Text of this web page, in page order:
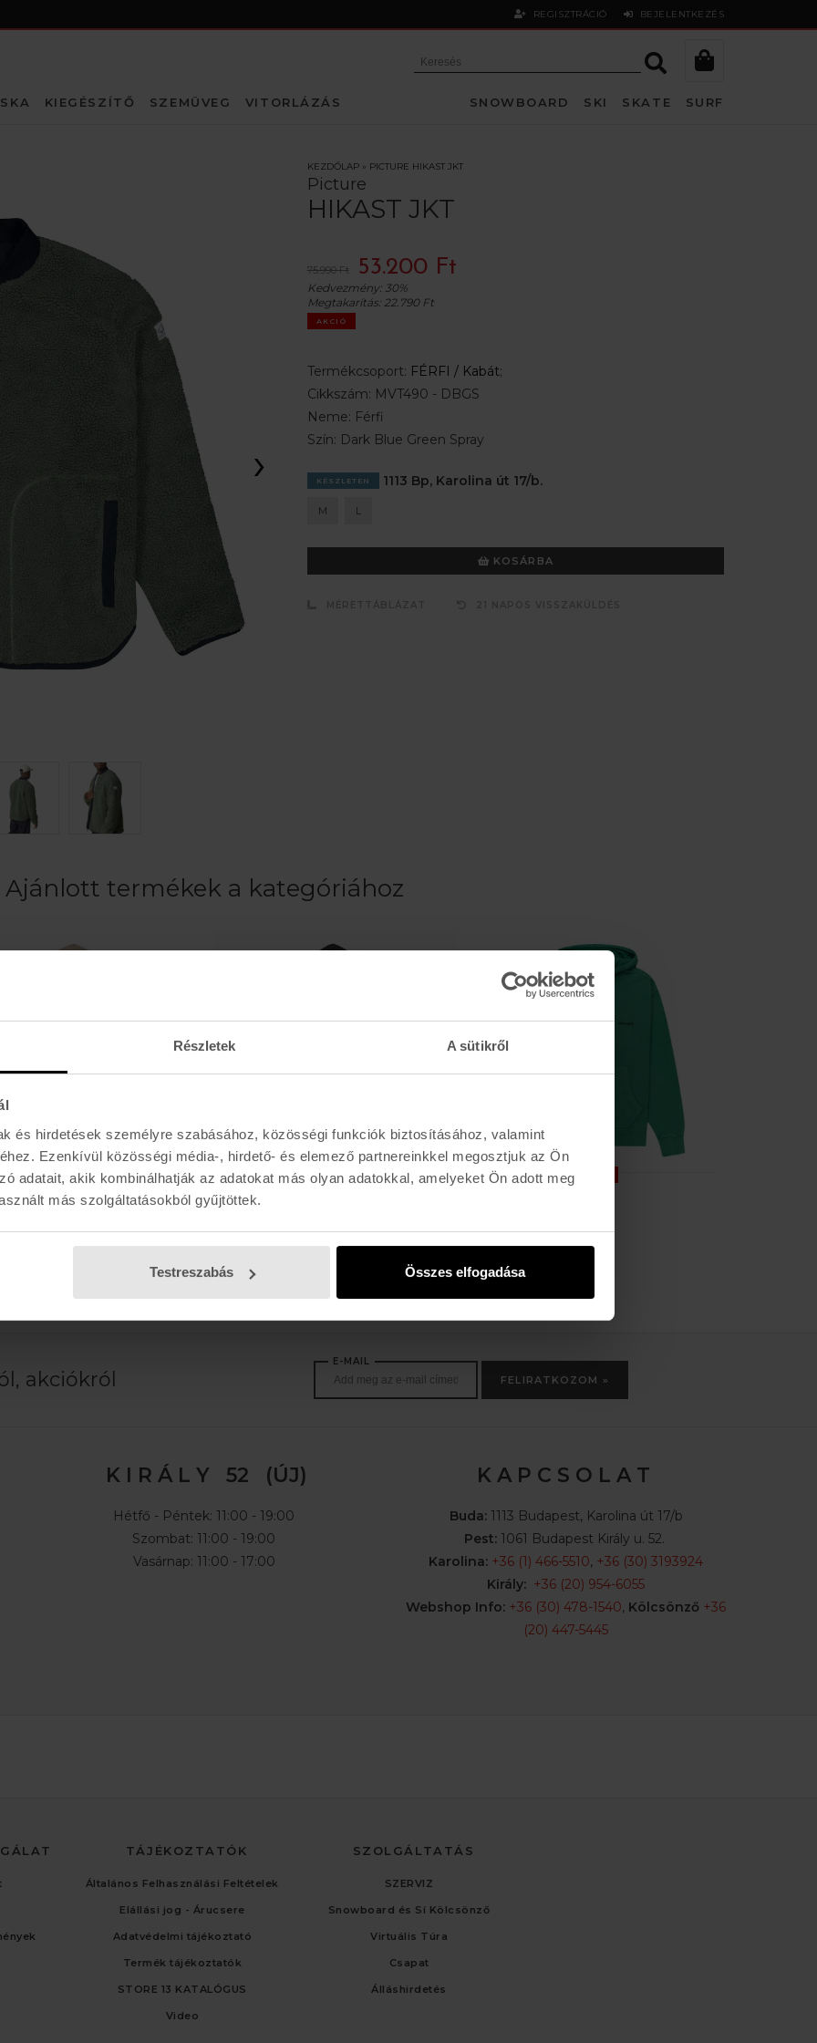
Részletek A sütikről
és hirdetések személyre szabásához, közösségi funkciók biztosításához, valamint
Ezenkívül közösségi média-, hirdető- és elemező partnereinkkel megosztjuk az Ön
adatait, akik kombinálhatják az adatokat más olyan adatokkal, amelyeket Ön adott meg
más szolgáltatásokból gyűjtöttek.
Testreszabás Összes elfogadása
REGISZTRÁCIÓ BEJELENTKEZÉS
KIEGÉSZÍTŐ SZEMÜVEG VITORLÁZÁS SNOWBOARD SKI SKATE SURF
›
KEZDŐLAP» PICTURE HIKAST JKT
Picture
HIKAST JKT
75.990 Ft 53.200 Ft
Kedvezmény: 30%
Megtakarítás: 22.790 Ft
AKCIÓ
Termékcsoport: FÉRFI / Kabát;
Cikkszám: MVT490 - DBGS
Neme: Férfi
Szín: Dark Blue Green Spray
KÉSZLETEN 1113 Bp, Karolina út 17/b.
M L
KOSÁRBA
Ajánlott termékek a kategóriához
TREE PO
Ft
ETNIES
CLASSIC ICON HOODIE
30.990 Ft 26.990 Ft 21.500 Ft
akciókról
E-MAIL
FELIRATKOZOM »
K I R Á L Y 52 (ÚJ)
Hétfő - Péntek: 11:00 - 19:00
Szombat: 11:00 - 19:00
Vasárnap: 11:00 - 17:00
K A P C S O L A T
Buda:1113 Budapest, Karolina út 17/b
Pest:1061 Budapest Király u. 52.
Karolina: +36 (1) 466-5510, +36 (30) 3193924
Király: +36 (20) 954-6055
Webshop Info: +36 (30) 478-1540, Kölcsönző +36
(20) 447-5445
TÁJÉKOZTATÓK
Általános Felhasználási Feltételek
Elállási jog - Árucsere
Adatvédelmi tájékoztató
Termék tájékoztatók
STORE 13 KATALÓGUS
Video
SZOLGÁLTATÁS
SZERVIZ
Snowboard és Sí Kölcsönző
Virtuális Túra
Csapat
Álláshirdetés